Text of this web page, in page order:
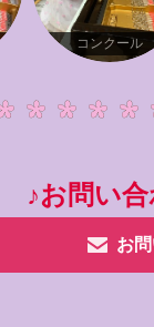
コンクール
♪お問い
お